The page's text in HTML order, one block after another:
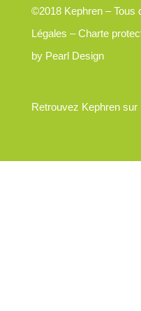
©2018 Kephren – Tous
Légales –Charte
by Pearl Design
Retrouvez Kephren sur